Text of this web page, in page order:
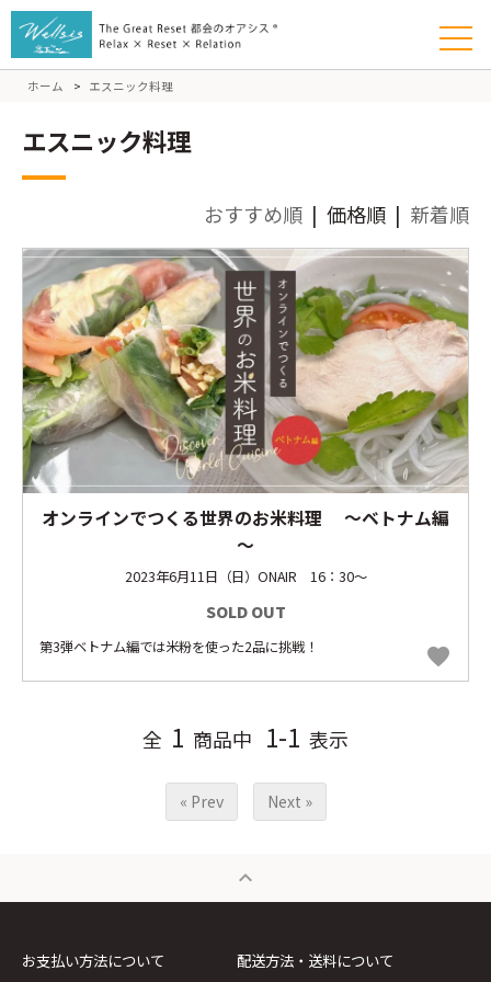
ホーム > エスニック料理
エスニック料理
おすすめ順 | 価格順 | 新着順
オンラインでつくる世界のお米料理 ～ベトナム編
～
2023年6月11日（日）ONAIR 16：30～
SOLD OUT
第3弾ベトナム編では米粉を使った2品に挑戦！ favorite
全 1 商品中 1-1 表示
« Prev Next »
expand_less
お支払い方法について 配送方法・送料について